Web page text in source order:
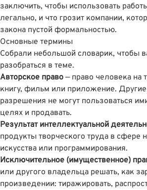
заключить, чтобы использовать
легально, и что грозит компании,
закона пустой формальностью.
Основные термины
Собрали небольшой словарик, чтобы
разобраться в теме.
Авторское право — право человека на
книгу, фильм или приложение.
разрешения не могут пользоваться
целях и продавать.
Результат интеллектуальной
продукты творческого труда в сфере
искусства или программирования.
Исключительное (имущественное)
или другого владельца решать, как
произведении: тиражировать,